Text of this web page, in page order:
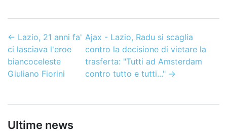
← Lazio, 21 anni fa'
ci lasciava l'eroe
biancoceleste
Giuliano Fiorini
Ajax - Lazio, Radu si scaglia
contro la decisione di vietare la
trasferta: "Tutti ad Amsterdam
contro tutto e tutti..."→
Ultime news